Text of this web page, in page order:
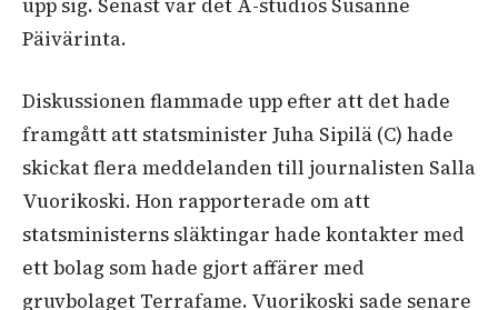
upp sig. Senast var det A-studios Susanne
Päivärinta.
Diskussionen flammade upp efter att det hade
framgått att statsminister Juha Sipilä (C) hade
skickat flera meddelanden till journalisten Salla
Vuorikoski. Hon rapporterade om att
statsministerns släktingar hade kontakter med
ett bolag som hade gjort affärer med
gruvbolaget Terrafame. Vuorikoski sade senare